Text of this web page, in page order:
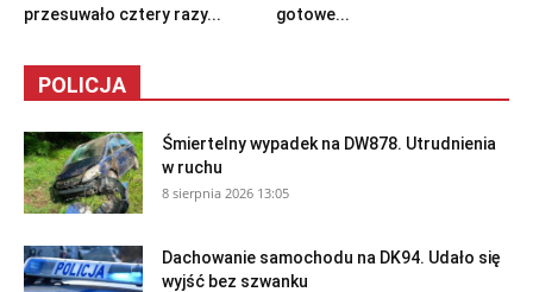
przesuwało cztery razy...
gotowe...
POLICJA
Śmiertelny wypadek na DW878. Utrudnienia
w ruchu
8 sierpnia 2026 13:05
Dachowanie samochodu na DK94. Udało się
wyjść bez szwanku